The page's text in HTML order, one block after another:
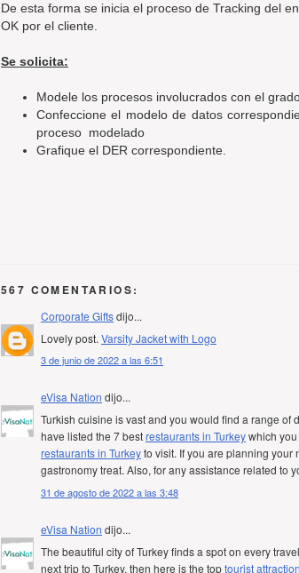
De esta forma se inicia el proceso de Tracking del
OK por el cliente.
Se solicita:
Modele los procesos involucrados con el
Confeccione el modelo de datos
proceso modelado
Grafique el DER correspondiente.
567 COMENTARIOS:
Corporate Giftsdijo...
Lovely post. Varsity Jacket with Logo
3 de junio de 2022 a las 6:51
eVisa Nation dijo...
Turkish cuisine is vast and you would find a range of
have listed the 7 bestrestaurants in Turkeywhich
restaurants in Turkeyto visit. If you are planning your
gastronomy treat. Also, for any assistance related to
31 de agosto de 2022 a las 3:48
eVisa Nation dijo...
The beautiful city of Turkey finds a spot on every
next trip to Turkey, then here is the toptourist